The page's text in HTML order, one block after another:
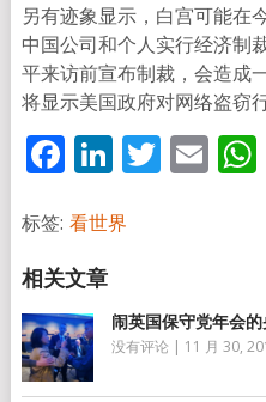
另有迹象显示，白宫可能在
中国公司和个人实行经济制
平来访前宣布制裁，会造成
将显示美国政府对网络盗窃
Facebook
LinkedIn
标签: 看世界
闹英国保守党年会
没有评论 | 11 月 30,